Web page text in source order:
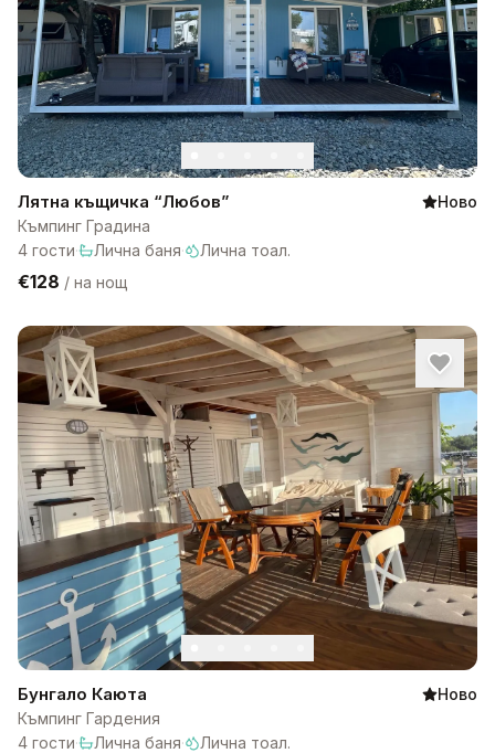
Лятна къщичка “Любов”
Ново
Къмпинг Градина
4 гости· Лична баня· Лична тоал.
€128 / на нощ
Бунгало Каюта
Ново
Къмпинг Гардения
4 гости· Лична баня· Лична тоал.